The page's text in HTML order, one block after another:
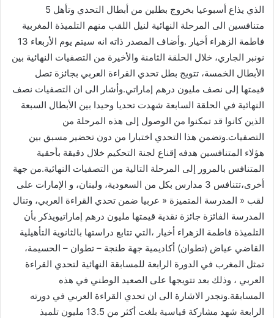
الذي يذاع أسبوعيا بخروج بطلين من أبطال التحدي وتأهل 5
متنافسين الى المرحلة النهائية لنيل اللقب منهم التلميذة المغربية
فاطمة الزهراء أخيار .وأضاف المصدر ذاته انه سيتم يوم الأربعاء 13
نونبر الجاري، خلال الحلقة الثامنة والأخيرة من التصفيات النهائية بين
الأبطال الخمسة، تتويج بطل تحدي القراءة العربي بجائزة تصل
قيمتها إلى نصف مليون درهم إماراتي.وأشار الى ان التصفيات نصف
النهائية في الحلقة السابعة شهدت تحديا وحيدا بين الأبطال السبعة
الذين كانوا قد تمكنوا من الوصول إلى هذه المرحلة من
التصفيات.وتضمن هذا التحدي اختبارا من دون تحضير مسبق بين
هؤلاء المتنافسين هدفه إقناع لجنة التحكيم خلال دقيقة بأحقية
المتنافس بالمرور إلى المرحلة التالية من التصفيات النهائية.من جهة
أخرى،تتنافس 3 مدارس بكل من السعودية، ولبنان، و الإمارات على
لقب « المدرسة المتميزة « عربيا ضمن تحدي القراءة العربي، وتنال
المدرسة الفائزة جائزة نقدية قيمتها مليون درهم إماراتيويذكر بأن
التلميذة فاطمة الزهراء أخيار ،التي تتابع دراستها بالثانوية التأهيلية
القاضي عياض (تطوان) أكاديمية جهة طنجة – تطوان – الحسيمة،
تمثل المغرب في الدورة الرابعة للمسابقة النهائية لتحدي القراءة
العربي ، وذلك بعد تتويجها على الصعيد الوطني في هذه
المسابقة.وتجدر الاشارة الى ان تحدي القراءة العربي في دورته
الرابعة شهد مشاركة قياسية بلغت أكثر من 13.5 مليون تلميذ